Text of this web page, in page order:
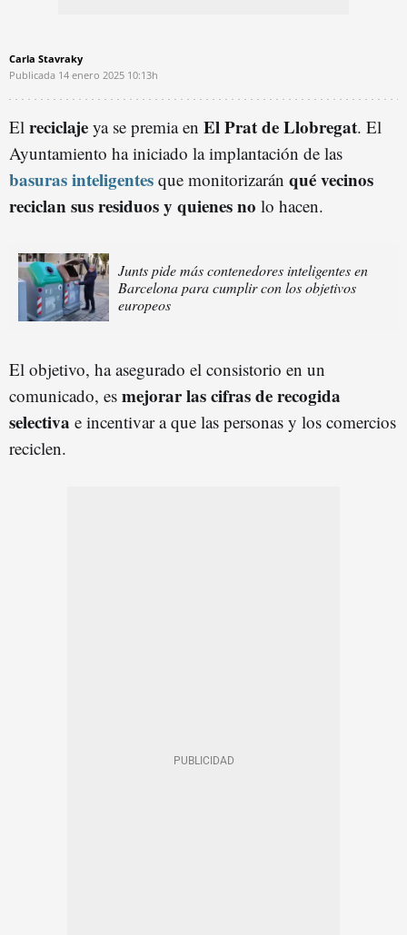
Carla Stavraky
Publicada 14 enero 2025 10:13h
El reciclaje ya se premia en El Prat de Llobregat. El
Ayuntamiento ha iniciado la implantación de las
basuras inteligentes que monitorizarán qué vecinos
reciclan sus residuos y quienes no lo hacen.
Junts pide más contenedores inteligentes en
Barcelona para cumplir con los objetivos
europeos
El objetivo, ha asegurado el consistorio en un
comunicado, es mejorar las cifras de recogida
selectiva e incentivar a que las personas y los comercios
reciclen.